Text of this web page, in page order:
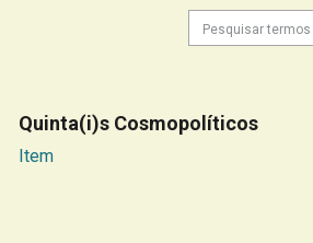
Quinta(i)s Cosmopolíticos
Item